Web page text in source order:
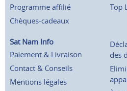
Programme affilié
Chèques-cadeaux
Top
Sat Nam Info
Paiement & Livraison
Contact & Conseils
Mentions légales
des